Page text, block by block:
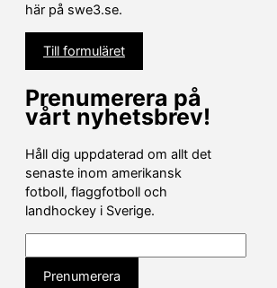
här på swe3.se.
Till formuläret
Prenumerera på
vårt nyhetsbrev!
Håll dig uppdaterad om allt det
senaste inom amerikansk
fotboll, flaggfotboll och
landhockey i Sverige.